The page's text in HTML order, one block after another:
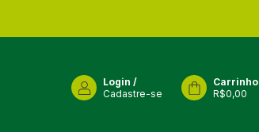
Login /
Cadastre-se
Carrinho
R$0,00